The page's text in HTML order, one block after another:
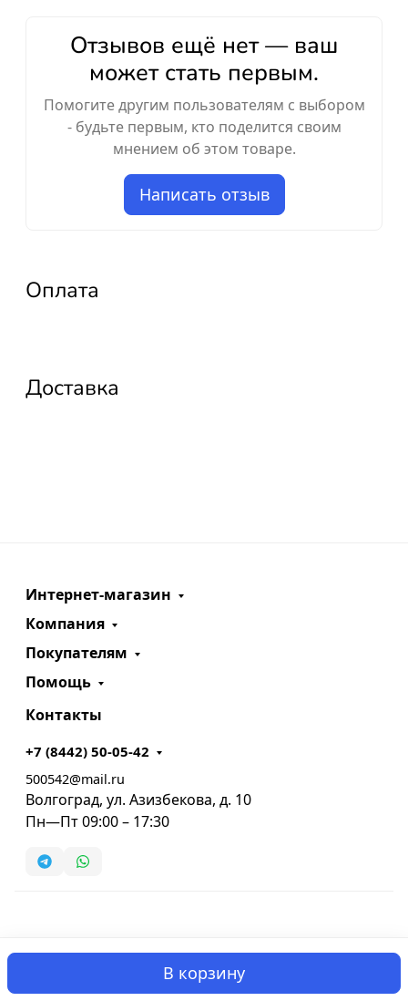
В корзину
Отзывов ещё нет — ваш
может стать первым.
Помогите другим пользователям с выбором
- будьте первым, кто поделится своим
мнением об этом товаре.
Написать отзыв
Оплата
Доставка
Интернет-магазин
Компания
Покупателям
Помощь
Контакты
+7 (8442) 50-05-42
500542@mail.ru
Волгоград, ул. Азизбекова, д. 10
Пн—Пт 09:00 – 17:30